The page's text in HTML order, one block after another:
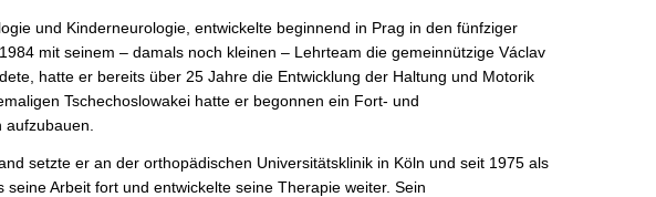
und Kinderneurologie, entwickelte beginnend in Prag in den fünfziger
mit seinem – damals noch kleinen – Lehrteam die gemeinnützige Václav
hatte er bereits über 25 Jahre die Entwicklung der Haltung und Motorik
Tschechoslowakei hatte er begonnen ein Fort- und
setzte er an der orthopädischen Universitätsklinik in Köln und seit 1975 als
Arbeit fort und entwickelte seine Therapie weiter. Sein